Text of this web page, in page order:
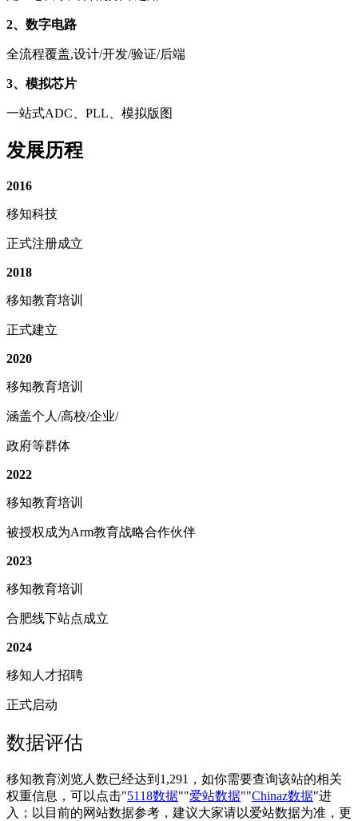
2、数字电路
全流程覆盖,设计/开发/验证/后端
3、模拟芯片
一站式ADC、PLL、模拟版图
发展历程
2016
移知科技
正式注册成立
2018
移知教育培训
正式建立
2020
移知教育培训
涵盖个人/高校/企业/
政府等群体
2022
移知教育培训
被授权成为Arm教育战略合作伙伴
2023
移知教育培训
合肥线下站点成立
2024
移知人才招聘
正式启动
数据评估
移知教育浏览人数已经达到1,291，如你需要查询该站的相关
权重信息，可以点击"5118数据""爱站数据""Chinaz数据"进
入；以目前的网站数据参考，建议大家请以爱站数据为准，更